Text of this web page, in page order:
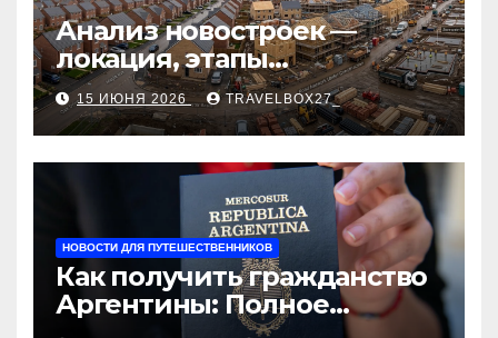
Анализ новостроек —
локация, этапы
строительства, проверка
застройщика, сценарии
оформления сделки и
рыночные ориентиры
15 ИЮНЯ 2026 TRAVELBOX27_
НОВОСТИ ДЛЯ ПУТЕШЕСТВЕННИКОВ
Как получить гражданство
Аргентины: Полное